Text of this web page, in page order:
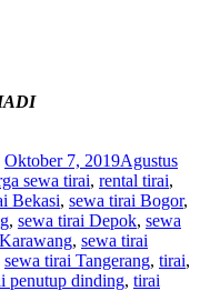
Oktober 7, 2019Agustus
sewa tirai, rental tirai,
Bekasi, sewa tirai Bogor,
, sewa tirai Depok, sewa
, sewa tirai
sewa tirai Tangerang, tirai,
penutup dinding, tirai